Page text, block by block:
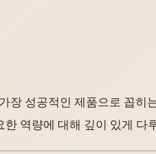
장 성공적인 제품으로 꼽히
역량에 대해 깊이 있게 다